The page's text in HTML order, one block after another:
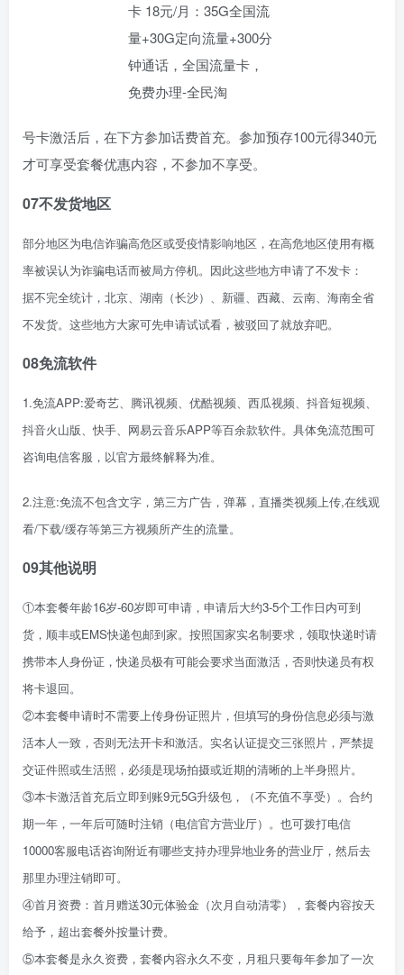
号卡激活后，在下方参加话费首充。参加预存100元得340元
才可享受套餐优惠内容，不参加不享受。
07不发货地区
部分地区为电信诈骗高危区或受疫情影响地区，在高危地区使用有概
率被误认为诈骗电话而被局方停机。因此这些地方申请了不发卡：
据不完全统计，北京、湖南（长沙）、新疆、西藏、云南、海南全省
不发货。这些地方大家可先申请试试看，被驳回了就放弃吧。
08免流软件
1.免流APP:爱奇艺、腾讯视频、优酷视频、西瓜视频、抖音短视频、
抖音火山版、快手、网易云音乐APP等百余款软件。具体免流范围可
咨询电信客服，以官方最终解释为准。
2.注意:免流不包含文字，第三方广告，弹幕，直播类视频上传,在线观
看/下载/缓存等第三方视频所产生的流量。
09其他说明
①本套餐年龄16岁-60岁即可申请，申请后大约3-5个工作日内可到
货，顺丰或EMS快递包邮到家。按照国家实名制要求，领取快递时请
携带本人身份证，快递员极有可能会要求当面激活，否则快递员有权
将卡退回。
②本套餐申请时不需要上传身份证照片，但填写的身份信息必须与激
活本人一致，否则无法开卡和激活。实名认证提交三张照片，严禁提
交证件照或生活照，必须是现场拍摄或近期的清晰的上半身照片。
③本卡激活首充后立即到账9元5G升级包，（不充值不享受）。合约
期一年，一年后可随时注销（电信官方营业厅）。也可拨打电信
10000客服电话咨询附近有哪些支持办理异地业务的营业厅，然后去
那里办理注销即可。
④首月资费：首月赠送30元体验金（次月自动清零），套餐内容按天
给予，超出套餐外按量计费。
⑤本套餐是永久资费，套餐内容永久不变，月租只要每年参加了一次